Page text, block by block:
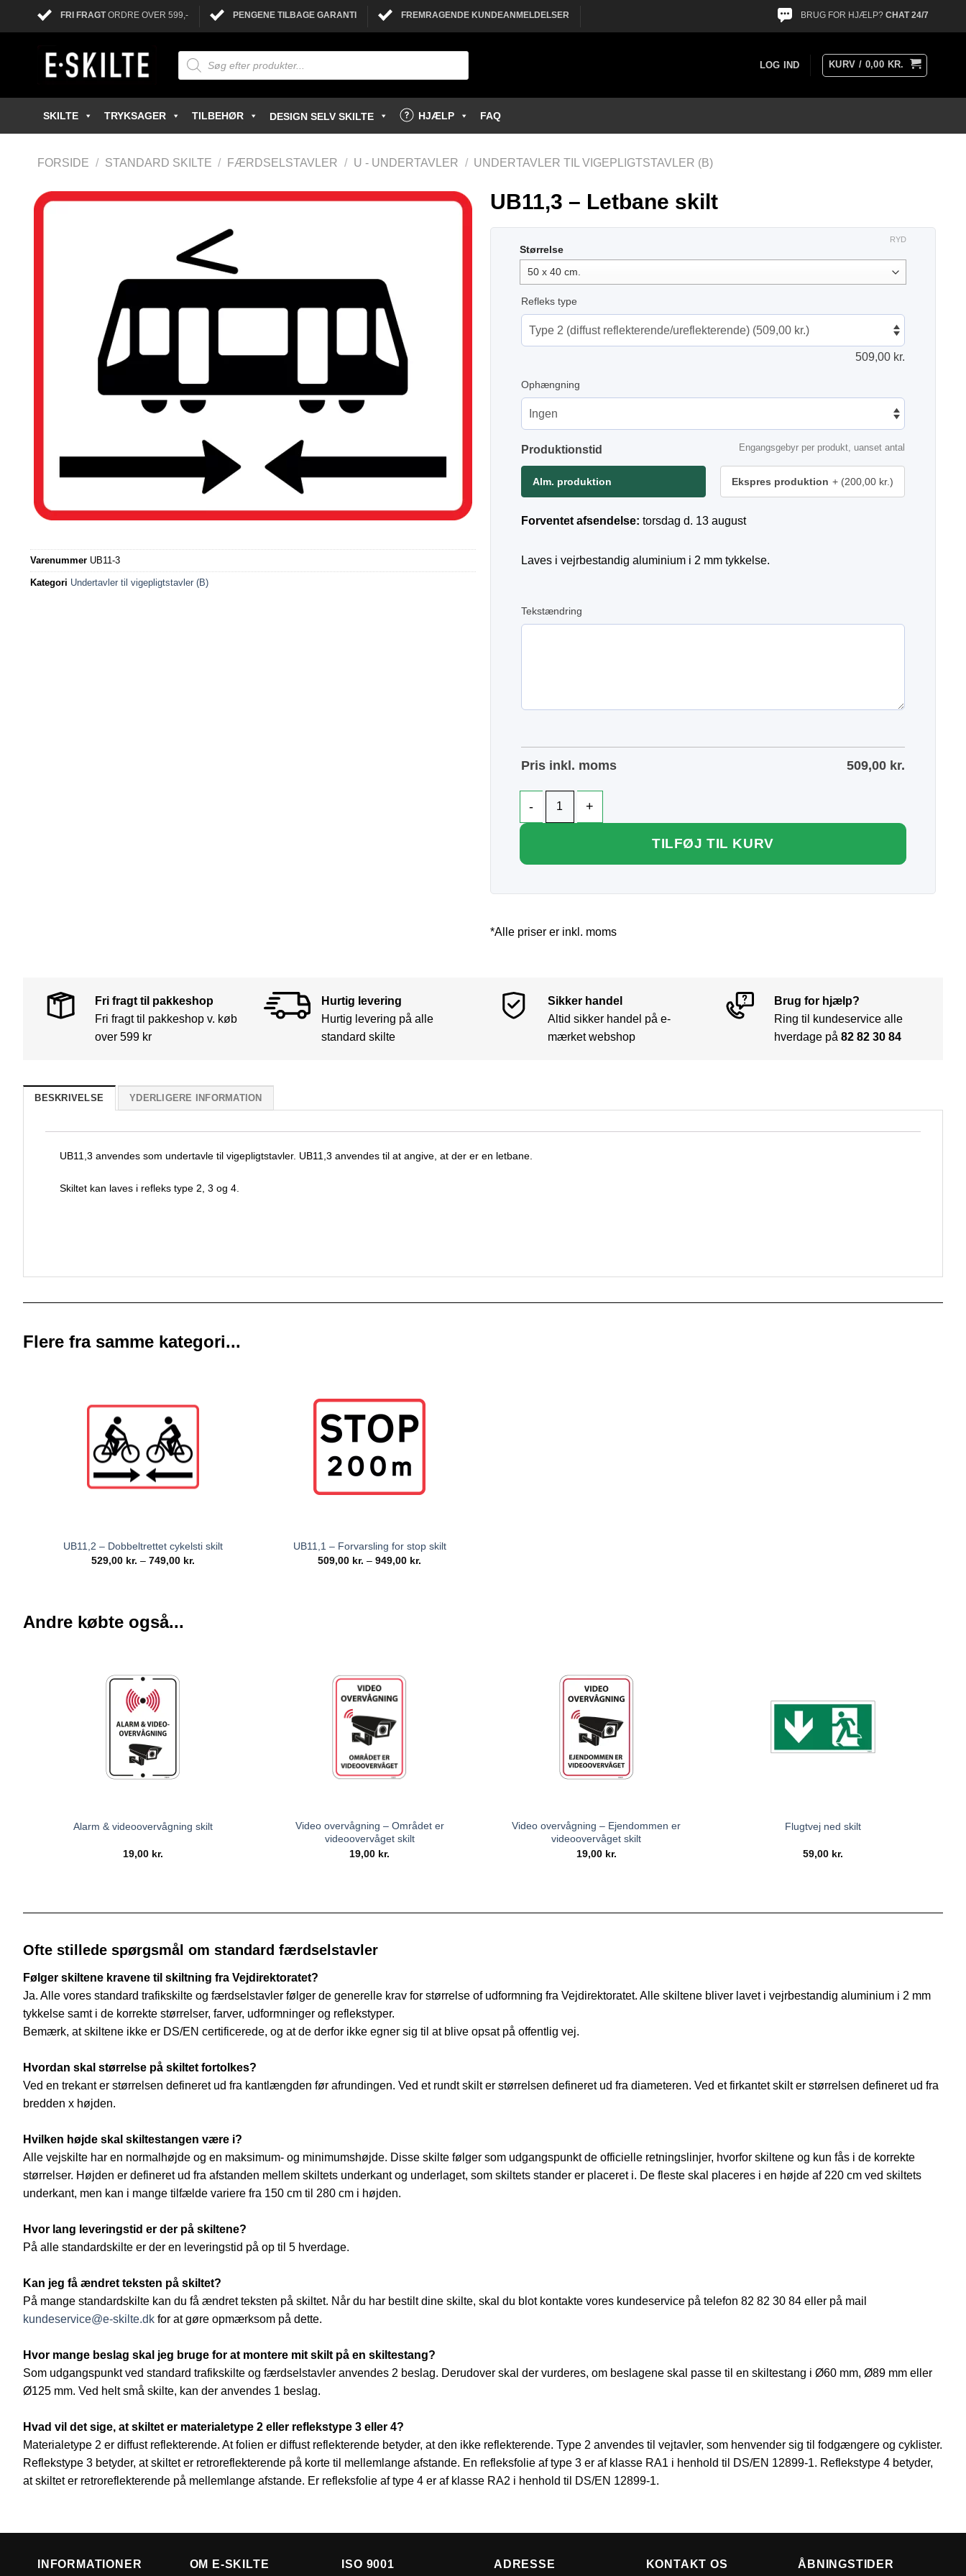
FRI FRAGTORDRE OVER 599,- PENGENE TILBAGE GARANTI FREMRAGENDE KUNDEANMELDELSER BRUG FOR HJÆLP? CHAT 24/7
LOG IND KURV / 0,00 KR.
SKILTE TRYKSAGER TILBEHØR DESIGN SELV SKILTE HJÆLP FAQ
FORSIDE / STANDARD SKILTE / FÆRDSELSTAVLER / U - UNDERTAVLER / UNDERTAVLER TIL VIGEPLIGTSTAVLER (B)
Varenummer UB11-3
Kategori Undertavler til vigepligtstavler (B)
UB11,3 – Letbane skilt
Størrelse
RYD
Refleks type
509,00 kr.
Ophængning
Produktionstid Engangsgebyr per produkt, uanset antal
Alm. produktion Ekspres produktion (200,00 kr.)
Forventet afsendelse: torsdag d. 13 august
Laves i vejrbestandig aluminium i 2 mm tykkelse.
Tekstændring
Pris inkl. moms 509,00 kr.
TILFØJ TIL KURV
*Alle priser er inkl. moms
Fri fragt til pakkeshop
Fri fragt til pakkeshop v. køb
over 599 kr
Hurtig levering
Hurtig levering på alle
standard skilte
Sikker handel
Altid sikker handel på e-
mærket webshop
Brug for hjælp?
Ring til kundeservice alle
hverdage på 82 82 30 84
BESKRIVELSE YDERLIGERE INFORMATION
UB11,3 anvendes som undertavle til vigepligtstavler. UB11,3 anvendes til at angive, at der er en letbane.
Skiltet kan laves i refleks type 2, 3 og 4.
Flere fra samme kategori...
UB11,2 – Dobbeltrettet cykelsti skilt
529,00 kr. – 749,00 kr.
UB11,1 – Forvarsling for stop skilt
509,00 kr. – 949,00 kr.
Andre købte også...
Alarm & videoovervågning skilt
19,00 kr.
Video overvågning – Området er
videoovervåget skilt
19,00 kr.
Video overvågning – Ejendommen er
videoovervåget skilt
19,00 kr.
Flugtvej ned skilt
59,00 kr.
Ofte stillede spørgsmål om standard færdselstavler
Følger skiltene kravene til skiltning fra Vejdirektoratet?
Ja. Alle vores standard trafikskilte og færdselstavler følger de generelle krav for størrelse of udformning fra Vejdirektoratet. Alle skiltene bliver lavet i vejrbestandig aluminium i 2 mm
tykkelse samt i de korrekte størrelser, farver, udformninger og reflekstyper.
Bemærk, at skiltene ikke er DS/EN certificerede, og at de derfor ikke egner sig til at blive opsat på offentlig vej.
Hvordan skal størrelse på skiltet fortolkes?
Ved en trekant er størrelsen defineret ud fra kantlængden før afrundingen. Ved et rundt skilt er størrelsen defineret ud fra diameteren. Ved et firkantet skilt er størrelsen defineret ud fra
bredden x højden.
Hvilken højde skal skiltestangen være i?
Alle vejskilte har en normalhøjde og en maksimum- og minimumshøjde. Disse skilte følger som udgangspunkt de officielle retningslinjer, hvorfor skiltene og kun fås i de korrekte
størrelser. Højden er defineret ud fra afstanden mellem skiltets underkant og underlaget, som skiltets stander er placeret i. De fleste skal placeres i en højde af 220 cm ved skiltets
underkant, men kan i mange tilfælde variere fra 150 cm til 280 cm i højden.
Hvor lang leveringstid er der på skiltene?
På alle standardskilte er der en leveringstid på op til 5 hverdage.
Kan jeg få ændret teksten på skiltet?
På mange standardskilte kan du få ændret teksten på skiltet. Når du har bestilt dine skilte, skal du blot kontakte vores kundeservice på telefon 82 82 30 84 eller på mail
kundeservice@e-skilte.dk for at gøre opmærksom på dette.
Hvor mange beslag skal jeg bruge for at montere mit skilt på en skiltestang?
Som udgangspunkt ved standard trafikskilte og færdselstavler anvendes 2 beslag. Derudover skal der vurderes, om beslagene skal passe til en skiltestang i Ø60 mm, Ø89 mm eller
Ø125 mm. Ved helt små skilte, kan der anvendes 1 beslag.
Hvad vil det sige, at skiltet er materialetype 2 eller reflekstype 3 eller 4?
Materialetype 2 er diffust reflekterende. At folien er diffust reflekterende betyder, at den ikke reflekterende. Type 2 anvendes til vejtavler, som henvender sig til fodgængere og cyklister.
Reflekstype 3 betyder, at skiltet er retroreflekterende på korte til mellemlange afstande. En refleksfolie af type 3 er af klasse RA1 i henhold til DS/EN 12899-1. Reflekstype 4 betyder,
at skiltet er retroreflekterende på mellemlange afstande. Er refleksfolie af type 4 er af klasse RA2 i henhold til DS/EN 12899-1.
INFORMATIONER OM E-SKILTE ISO 9001 ADRESSE KONTAKT OS ÅBNINGSTIDER